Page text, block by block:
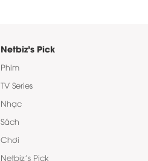
Netbiz's Pick
Phim
TV Series
Nhạc
Sách
Chơi
Netbiz’s Pick